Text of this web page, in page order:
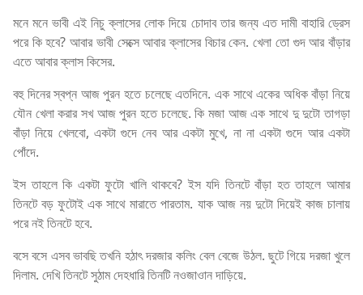
মনে মনে ভাবী এই নিচু ক্লাসের লোক দিয়ে চোদাব তার জন্য এত দামী বাহারি ড্রেস
পরে কি হবে? আবার ভাবী সেক্সে আবার ক্লাসের বিচার কেন. খেলা তো গুদ আর বাঁড়ার
এতে আবার ক্লাস কিসের.
বহু দিনের স্বপ্ন আজ পুরন হতে চলেছে এতদিনে. এক সাথে একের অধিক বাঁড়া নিয়ে
যৌন খেলা করার সখ আজ পুরন হতে চলেছে. কি মজা আজ এক সাথে দু দুটো তাগড়া
বাঁড়া নিয়ে খেলবো, একটা গুদে নেব আর একটা মুখে, না না একটা গুদে আর একটা
পোঁদে.
ইস তাহলে কি একটা ফুটো খালি থাকবে? ইস যদি তিনটে বাঁড়া হত তাহলে আমার
তিনটে বড় ফুটোই এক সাথে মারাতে পারতাম. যাক আজ নয় দুটো দিয়েই কাজ চালায়
পরে নই তিনটে হবে.
বসে বসে এসব ভাবছি তখনি হঠাৎ দরজার কলিং বেল বেজে উঠল. ছুটে গিয়ে দরজা খুলে
দিলাম. দেখি তিনটে সুঠাম দেহধারি তিনটি নওজাওান দাড়িয়ে.